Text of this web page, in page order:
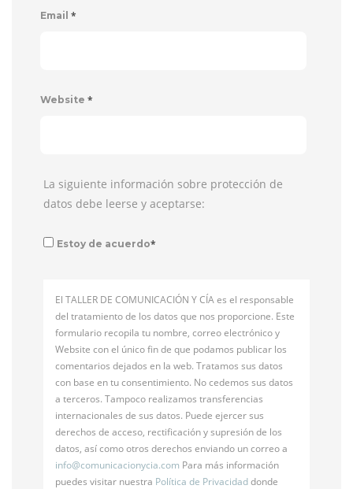
Email *
Website *
La siguiente información sobre protección de
datos debe leerse y aceptarse:
Estoy de acuerdo*
El TALLER DE COMUNICACIÓN Y CÍA es el responsable
del tratamiento de los datos que nos proporcione. Este
formulario recopila tu nombre, correo electrónico y
Website con el único fin de que podamos publicar los
comentarios dejados en la web. Tratamos sus datos
con base en tu consentimiento. No cedemos sus datos
a terceros. Tampoco realizamos transferencias
internacionales de sus datos. Puede ejercer sus
derechos de acceso, rectificación y supresión de los
datos, así como otros derechos enviando un correo a
info@comunicacionycia.com Para más información
puedes visitar nuestra Política de Privacidaddonde